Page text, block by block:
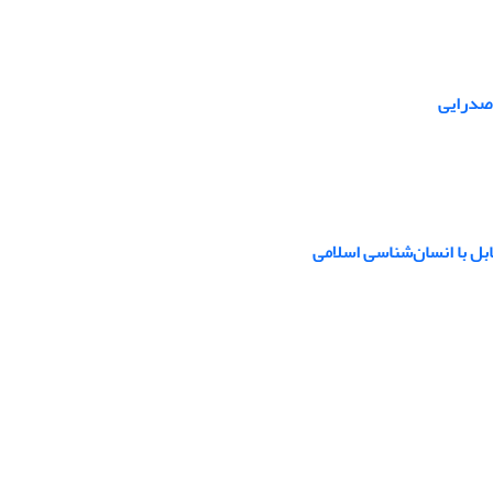
با انسان‌شناسی اسلامی